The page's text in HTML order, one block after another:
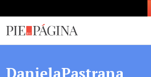
DanielaPastrana